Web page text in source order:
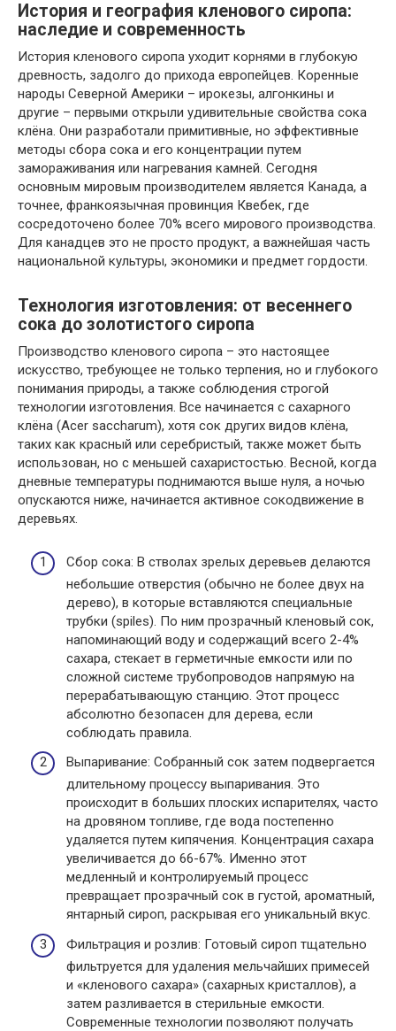
История и география кленового сиропа:
наследие и современность
История кленового сиропа уходит корнями в глубокую
древность, задолго до прихода европейцев. Коренные
народы Северной Америки – ирокезы, алгонкины и
другие – первыми открыли удивительные свойства сока
клёна. Они разработали примитивные, но эффективные
методы сбора сока и его концентрации путем
замораживания или нагревания камней. Сегодня
основным мировым производителем является Канада, а
точнее, франкоязычная провинция Квебек, где
сосредоточено более 70% всего мирового производства.
Для канадцев это не просто продукт, а важнейшая часть
национальной культуры, экономики и предмет гордости.
Технология изготовления: от весеннего
сока до золотистого сиропа
Производство кленового сиропа – это настоящее
искусство, требующее не только терпения, но и глубокого
понимания природы, а также соблюдения строгой
технологии изготовления. Все начинается с сахарного
клёна (Acer saccharum), хотя сок других видов клёна,
таких как красный или серебристый, также может быть
использован, но с меньшей сахаристостью. Весной, когда
дневные температуры поднимаются выше нуля, а ночью
опускаются ниже, начинается активное сокодвижение в
деревьях.
Сбор сока: В стволах зрелых деревьев делаются
небольшие отверстия (обычно не более двух на
дерево), в которые вставляются специальные
трубки (spiles). По ним прозрачный кленовый сок,
напоминающий воду и содержащий всего 2-4%
сахара, стекает в герметичные емкости или по
сложной системе трубопроводов напрямую на
перерабатывающую станцию. Этот процесс
абсолютно безопасен для дерева, если
соблюдать правила.
Выпаривание: Собранный сок затем подвергается
длительному процессу выпаривания. Это
происходит в больших плоских испарителях, часто
на дровяном топливе, где вода постепенно
удаляется путем кипячения. Концентрация сахара
увеличивается до 66-67%. Именно этот
медленный и контролируемый процесс
превращает прозрачный сок в густой, ароматный,
янтарный сироп, раскрывая его уникальный вкус.
Фильтрация и розлив: Готовый сироп тщательно
фильтруется для удаления мельчайших примесей
и «кленового сахара» (сахарных кристаллов), а
затем разливается в стерильные емкости.
Современные технологии позволяют получать